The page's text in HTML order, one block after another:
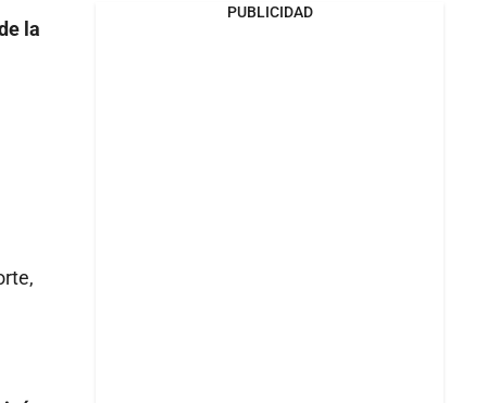
la
PUBLICIDAD